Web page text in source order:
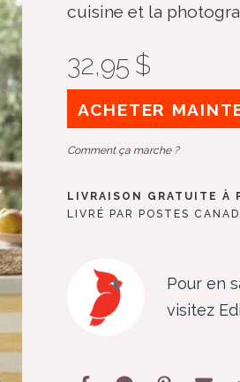
cuisine et la
32,95 $
ACHETER
Comment ça marche ?
LIVRAISON GRATUITE À
LIVRÉ PAR POSTES
Pour en
visitez